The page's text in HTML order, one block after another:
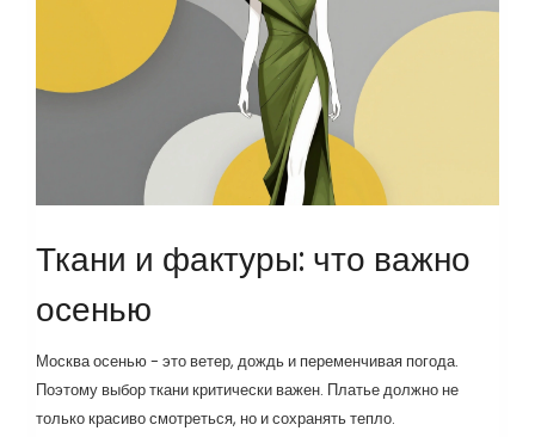
Ткани и фактуры: что важно
осенью
Москва осенью - это ветер, дождь и переменчивая погода.
Поэтому выбор ткани критически важен. Платье должно не
только красиво смотреться, но и сохранять тепло.